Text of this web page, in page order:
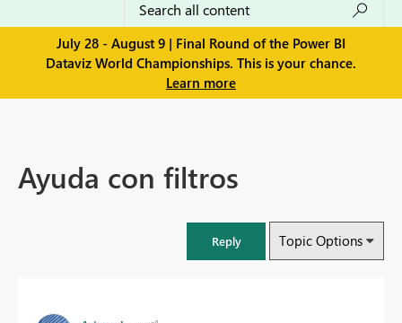
July 28 - August 9 | Final Round of the Power BI
Dataviz World Championships. This is your chance.
Learn more
Ayuda con filtros
Reply Topic Options